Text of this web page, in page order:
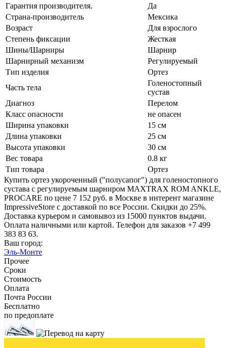
Гарантия производителя.
Да
Страна-производитель
Мексика
Возраст
Для взрослого
Степень фиксации
Жесткая
Шины/Шарниры
Шарнир
Шарнирный механизм
Регулируемый
Тип изделия
Ортез
Часть тела
Голеностопный
сустав
Диагноз
Перелом
Класс опасности
не опасен
Ширина упаковки
15 см
Длина упаковки
25 см
Высота упаковки
30 см
Вес товара
0.8 кг
Тип товара
Ортез
Купить ортез укороченный ("полусапог") для голеностопного
сустава с регулируемым шарниром MAXTRAX ROM ANKLE,
PROCARE по цене 7 152 руб. в Москве в интерент магазине
ImpressiveStore с доставкой по все России. Скидки до 25%.
Доставка курьером и самовывоз из 15000 пунктов выдачи.
Оплата наличными или картой. Телефон для заказов +7 499
383 83 63.
Ваш город:
Эль-Монте
Прочее
Сроки
Стоимость
Оплата
Почта России
Бесплатно
по предоплате